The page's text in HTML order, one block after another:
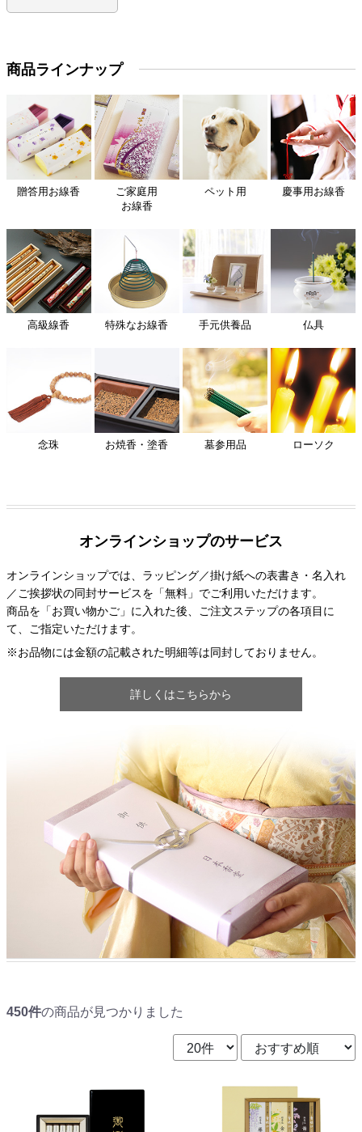
商品ラインナップ
贈答用お線香
ご家庭用
お線香
ペット用 慶事用お線香
高級線香 特殊なお線香 手元供養品 仏具
念珠 お焼香・塗香 墓参用品 ローソク
オンラインショップのサービス
オンラインショップでは、ラッピング／掛け紙への表書き・名入れ
／ご挨拶状の同封サービスを「無料」でご利用いただけます。
商品を「お買い物かご」に入れた後、ご注文ステップの各項目に
て、ご指定いただけます。
※お品物には金額の記載された明細等は同封しておりません。
詳しくはこちらから
450件の商品が見つかりました